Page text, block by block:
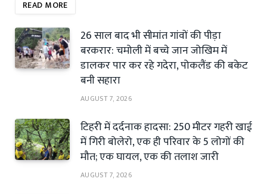
READ MORE
26 साल बाद भी सीमांत गांवों की पीड़ा
बरकरार: चमोली में बच्चे जान जोखिम में
डालकर पार कर रहे गदेरा, पोकलैंड की बकेट
बनी सहारा
AUGUST 7, 2026
टिहरी में दर्दनाक हादसा: 250 मीटर गहरी खाई
में गिरी बोलेरो, एक ही परिवार के 5 लोगों की
मौत; एक घायल, एक की तलाश जारी
AUGUST 7, 2026